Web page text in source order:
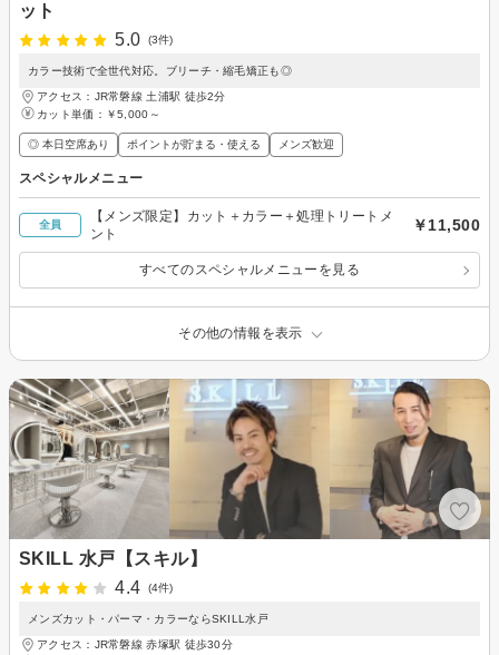
ット
5.0
(3件)
カラー技術で全世代対応。ブリーチ・縮毛矯正も◎
アクセス：JR常磐線 土浦駅 徒歩2分
カット単価： ￥5,000～
◎ 本日空席あり ポイントが貯まる・使える メンズ歓迎
スペシャルメニュー
全員
【メンズ限定】カット＋カラー＋処理トリートメ
ント
￥11,500
すべてのスペシャルメニューを見る
その他の情報を表示
SKILL 水戸【スキル】
4.4
(4件)
メンズカット・パーマ・カラーならSKILL水戸
アクセス：JR常磐線 赤塚駅 徒歩30分